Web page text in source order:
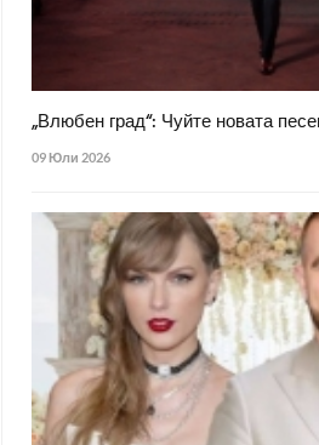
„Влюбен град“: Чуйте новата
09 Юли 2026